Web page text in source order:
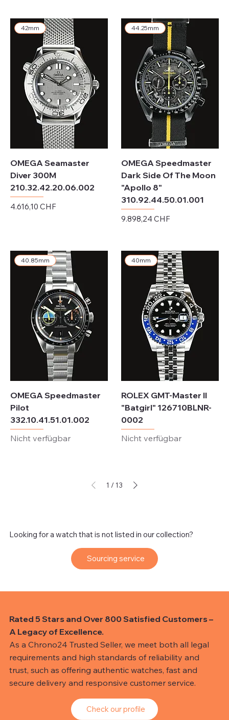
Looking for a watch that is not listed in our collection?
Sourcing service
42mm
OMEGA Seamaster
Diver 300M
210.32.42.20.06.002
Preis
4.616,10 CHF
44.25mm
OMEGA Speedmaster
Dark Side Of The Moon
"Apollo 8"
310.92.44.50.01.001
Preis
9.898,24 CHF
40.85mm
OMEGA Speedmaster
Pilot
332.10.41.51.01.002
Nicht verfügbar
40mm
ROLEX GMT-Master II
"Batgirl" 126710BLNR-
0002
Nicht verfügbar
1 / 13
Rated 5 Stars and Over 800 Satisfied Customers –
A Legacy of Excellence.
As a Chrono24 Trusted Seller, we meet both all legal
requirements and high standards of reliability and
trust, such as offering authentic watches, fast and
secure delivery and responsive customer service.
Check our profile